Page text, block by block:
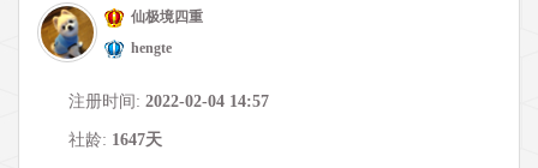
仙极境四重
hengte
注册时间: 2022-02-04 14:57
社龄: 1647天